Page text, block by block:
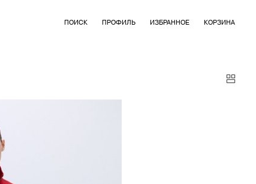
ПОИСК ПРОФИЛЬ ИЗБРАННОЕ КОРЗИНА